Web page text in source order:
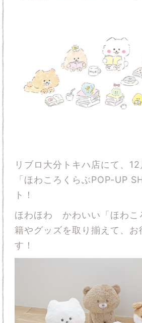
リブロ大分トキハ店にて、
「ほわころくらぶPOP-UP
ト！
ほわほわ かわいい「ほわこ
籍やグッズを取り揃えて、お
す！